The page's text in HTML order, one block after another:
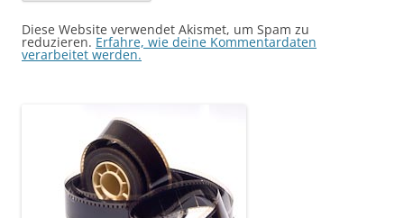
Diese Website verwendet Akismet, um Spam zu
reduzieren. Erfahre, wie deine Kommentardaten
verarbeitet werden.